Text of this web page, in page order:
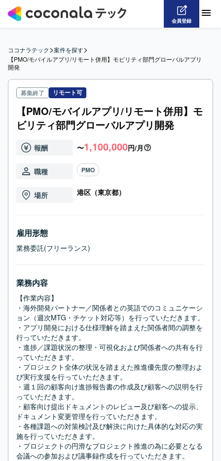
会員登録
ココナラテック>案件を探す>
【PMO/モバイルアプリ/リモート併用】モビリティ部門グローバルアプリ
開発
募集終了 リモート可
【PMO/モバイルアプリ/リモート併用】モ
ビリティ部門グローバルアプリ開発
報酬 〜1,100,000円/月
職種 PMO
場所 港区（東京都）
雇用形態
業務委託(フリーランス)
業務内容
【作業内容】
・海外開発パートナー／関係者との英語でのコミュニケーシ
ョン（週次MTG・チケット対応等）を行っていただきます。
・アプリ開発における仕様理解を踏まえた関係者間の調整を
行っていただきます。
・進捗／課題状況の整理・可視化および関係者への共有を行
っていただきます。
・プロジェクト全体の状況を踏まえた推進優先度の整理およ
び実行支援を行っていただきます。
・週１回の顧客向け進捗報告書の作成及び顧客への説明を行
っていただきます。
・顧客向け提出ドキュメントのレビュー及び顧客への提示、
ドキュメント変更管理を行っていただきます。
・各種課題への対策検討及び解決に向けた具体的な対応の実
施を行っていただきます。
・プロジェクトの円滑なプロジェクト推進の為に必要となる
会議への参加および議事録作成を行っていただきます。